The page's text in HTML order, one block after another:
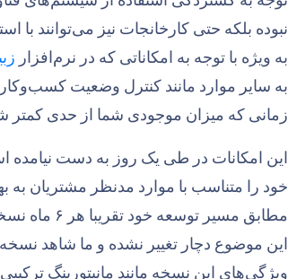
نبوده بلکه حتی کارخانجات نیز می‌توانند
به ویژه با توجه به امکاناتی که در نرم‌افزار
به سایر موارد مانند کنترل وضعیت
زمانی که میزان موجودی شما از حدی کمتر
این امکانات در طی یک روز به دست نیامده
خود را متناسب با موارد مدنظر مشتریان
مطابق
این موضوع دچار تغییر نشده و ما شاهد
ویژگی‌های این نسخه مانند مانیتورینگ